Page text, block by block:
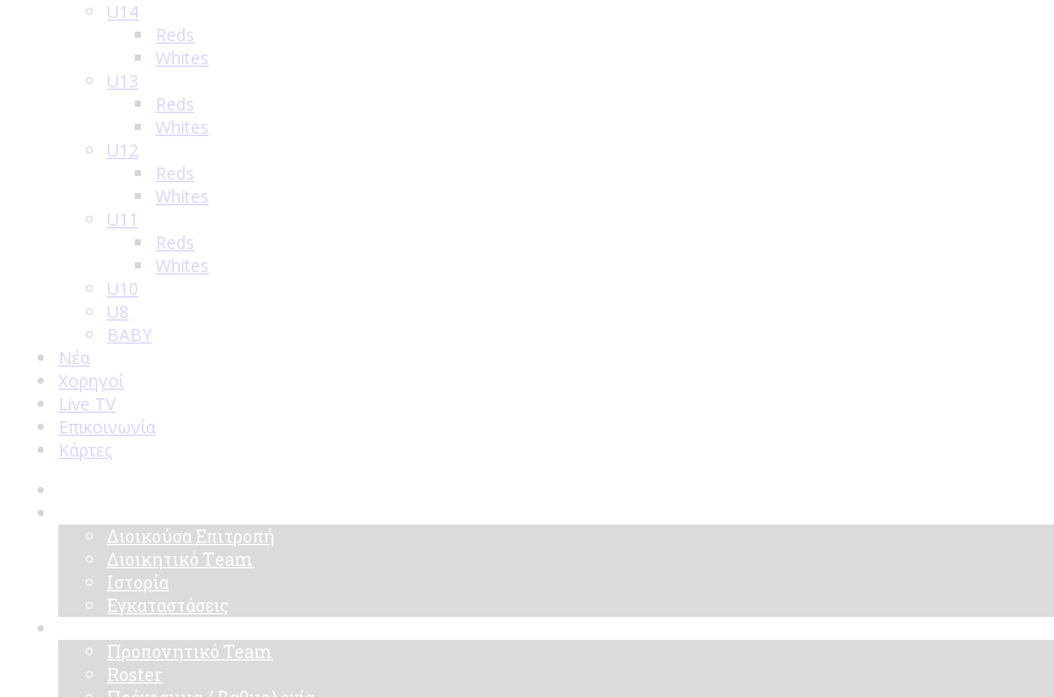
U14
Reds
Whites
U13
Reds
Whites
U12
Reds
Whites
U11
Reds
Whites
U10
U8
BABY
Νέα
Χορηγοί
Live TV
Επικοινωνία
Κάρτες
Διοικούσα Επιτροπή
Διοικητικό Τeam
Ιστορία
Εγκαταστάσεις
Προπονητικό Team
Roster